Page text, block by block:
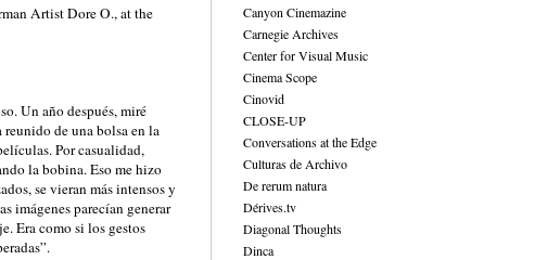
Artist Dore O., at the
Un año después, miré
de una bolsa en la
Por casualidad,
la bobina. Eso me hizo
se vieran más intensos y
imágenes parecían generar
Era como si los gestos
Canyon Cinemazine
Carnegie Archives
Center for Visual Music
Cinema Scope
Cinovid
CLOSE-UP
Conversations at the Edge
Culturas de Archivo
De rerum natura
Dérives.tv
Diagonal Thoughts
Dinca